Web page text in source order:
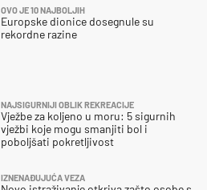
NAJSIGURNIJI OBLIK REKREACIJE
Vježbe za koljeno u moru: 5 sigurnih
vježbi koje mogu smanjiti bol i
poboljšati pokretljivost
IZNENAĐUJUĆA VEZA
OVO JE 10 NAJBOLJIH
Europske dionice dosegnule su
rekordne razine